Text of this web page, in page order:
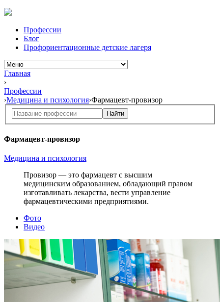
Профессии
Блог
Профориентационные детские лагеря
Главная
›
Профессии
›Медицина и психология›Фармацевт-провизор
Найти
Фармацевт-провизор
Медицина и психология
Провизор — это фармацевт с высшим
медицинским образованием, обладающий правом
изготавливать лекарства, вести управление
фармацевтическими предприятиями.
Фото
Видео